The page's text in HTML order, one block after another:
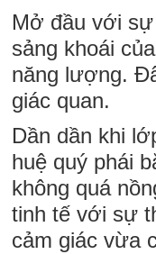
Mở đầu với
sảng khoái
năng lượng.
giác quan.
Dần dần khi
huệ quý phái
không quá
tinh tế với sự
cảm giác vừa